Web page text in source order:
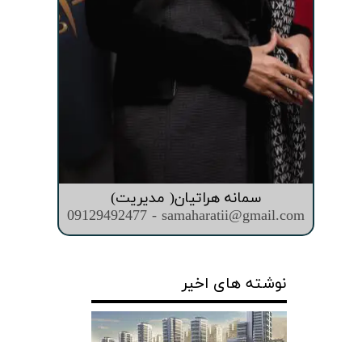
سمانه هراتیان( مدیریت)
09129492477 - samaharatii@gmail.com
نوشته های اخیر